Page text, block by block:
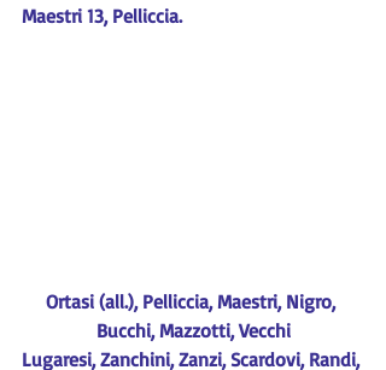
Maestri 13, Pelliccia.
Ortasi (all.), Pelliccia, Maestri, Nigro,
Bucchi, Mazzotti, Vecchi
Lugaresi, Zanchini, Zanzi, Scardovi, Randi,